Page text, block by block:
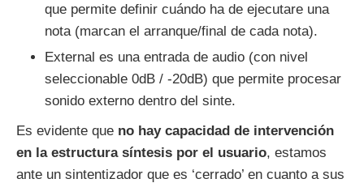
que permite definir cuándo ha de ejecutare una
nota (marcan el arranque/final de cada nota).
External es una entrada de audio (con nivel
seleccionable 0dB / -20dB) que permite procesar
sonido externo dentro del sinte.
Es evidente que no hay capacidad de intervención
en la estructura síntesis por el usuario, estamos
ante un sintentizador que es ‘cerrado’ en cuanto a sus